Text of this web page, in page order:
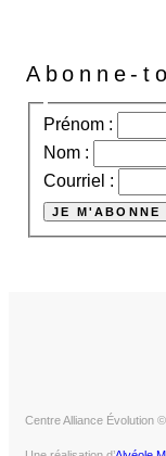
Abonne-
Prénom :
Nom :
Courriel :
Centre Alliance Évolution